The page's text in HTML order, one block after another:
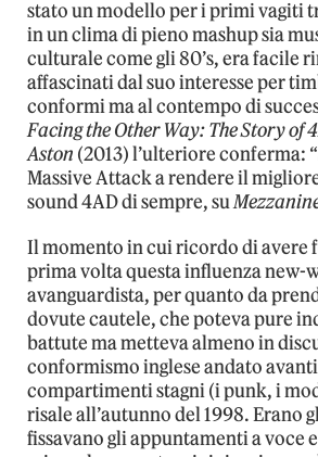
stato un modello per i primi vagiti
in un clima di pieno mashup sia
culturale come gli 80’s, era facile
affascinati dal suo interesse per
conformi ma al contempo di
Facing the Other Way: The Story of
Aston (2013) l’ulteriore conferma:
Massive Attack a rendere il
sound 4AD di sempre, su
Il momento in cui ricordo di avere
prima volta questa influenza new-
avanguardista, per quanto da
dovute cautele, che poteva pure
battute ma metteva almeno in
conformismo inglese andato
compartimenti stagni (i punk, i
risale all’autunno del 1998. Erano
fissavano gli appuntamenti a voce